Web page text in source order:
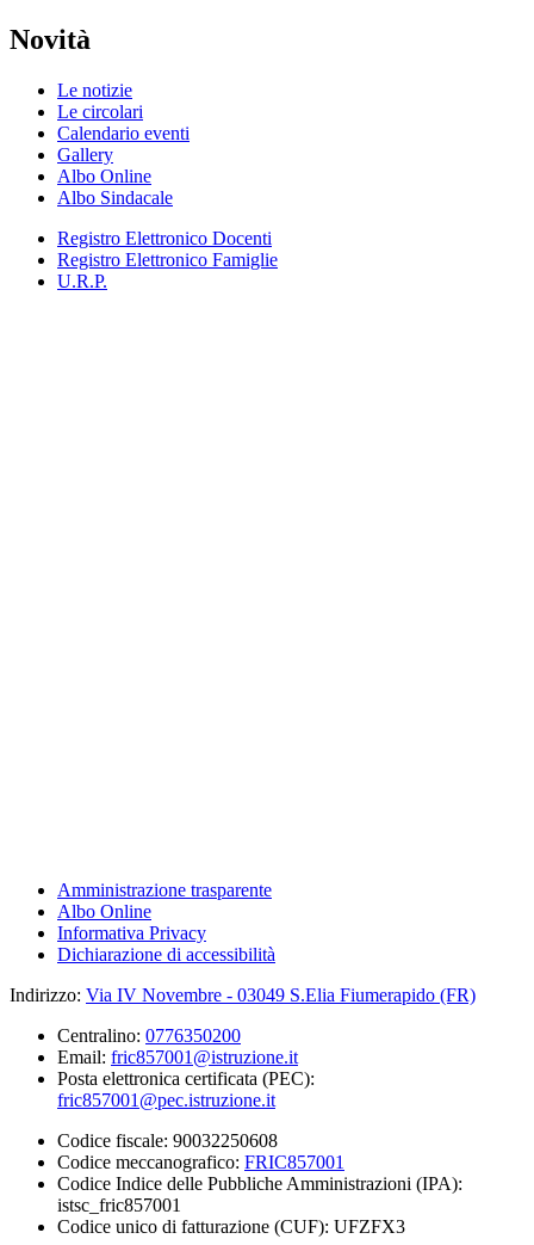
Novità
Le notizie
Le circolari
Calendario eventi
Gallery
Albo Online
Albo Sindacale
Registro Elettronico Docenti
Registro Elettronico Famiglie
U.R.P.
Amministrazione trasparente
Albo Online
Informativa Privacy
Dichiarazione di accessibilità
Indirizzo: Via IV Novembre - 03049 S.Elia Fiumerapido (FR)
Centralino: 0776350200
Email: fric857001@istruzione.it
Posta elettronica certificata (PEC):
fric857001@pec.istruzione.it
Codice fiscale: 90032250608
Codice meccanografico: FRIC857001
Codice Indice delle Pubbliche Amministrazioni (IPA):
istsc_fric857001
Codice unico di fatturazione (CUF): UFZFX3